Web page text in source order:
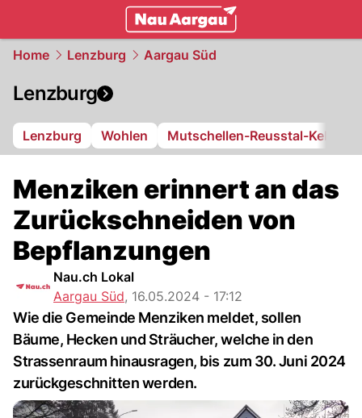
Home Lenzburg Aargau Süd
Lenzburg
Lenzburg Wohlen Mutschellen-Reusstal-
Menziken erinnert an das
Zurückschneiden von
Bepflanzungen
Nau.ch Lokal
Aargau Süd, 16.05.2024 - 17:12
Wie die Gemeinde Menziken meldet, sollen
Bäume, Hecken und Sträucher, welche in den
Strassenraum hinausragen, bis zum 30. Juni 2024
zurückgeschnitten werden.